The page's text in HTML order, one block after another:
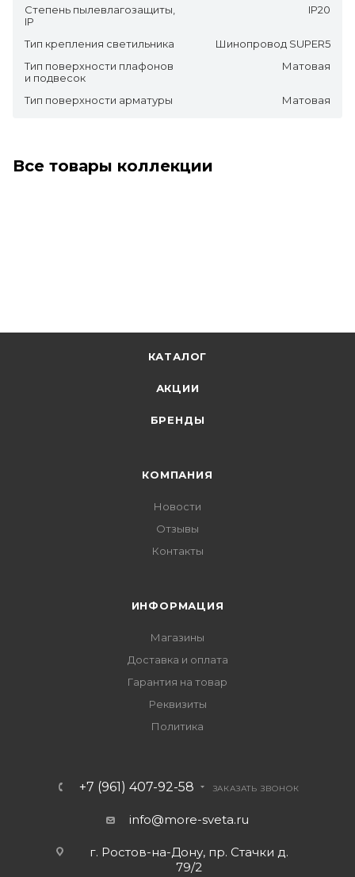
Степень пылевлагозащиты,
IP
IP20
Тип крепления светильника
Шинопровод SUPER5
Тип поверхности плафонов
и подвесок
Матовая
Тип поверхности арматуры Матовая
Все товары коллекции
КАТАЛОГ
АКЦИИ
БРЕНДЫ
КОМПАНИЯ
Новости
Отзывы
Контакты
ИНФОРМАЦИЯ
Магазины
Доставка и оплата
Гарантия на товар
Реквизиты
Политика
+7 (961) 407-92-58 ЗАКАЗАТЬ ЗВОНОК
info@more-sveta.ru
г. Ростов-на-Дону, пр. Стачки д.
79/2